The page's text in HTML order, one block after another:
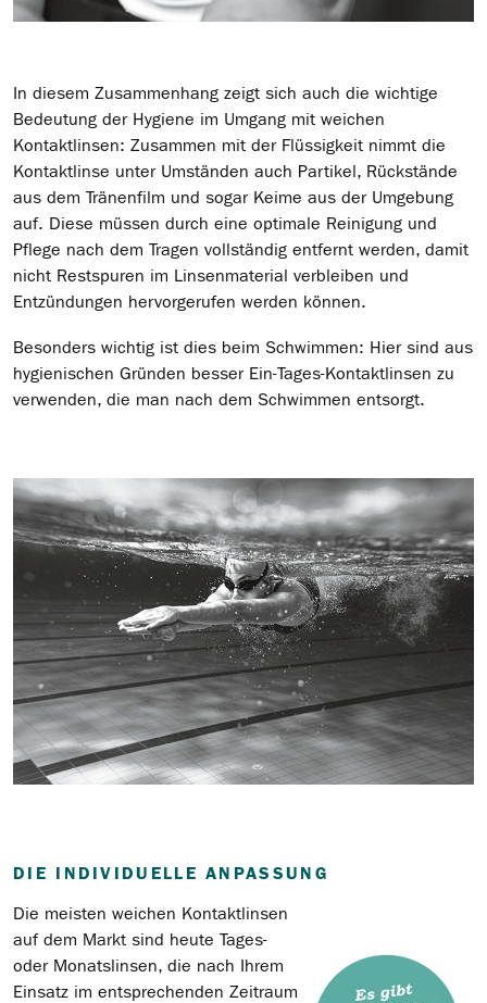
In diesem Zusammenhang zeigt sich auch die wichtige
Bedeutung der Hygiene im Umgang mit weichen
Kontaktlinsen: Zusammen mit der Flüssigkeit nimmt die
Kontaktlinse unter Umständen auch Partikel, Rückstände
aus dem Tränenfilm und sogar Keime aus der Umgebung
auf. Diese müssen durch eine optimale Reinigung und
Pflege nach dem Tragen vollständig entfernt werden, damit
nicht Restspuren im Linsenmaterial verbleiben und
Entzündungen hervorgerufen werden können.
Besonders wichtig ist dies beim Schwimmen: Hier sind aus
hygienischen Gründen besser Ein-Tages-Kontaktlinsen zu
verwenden, die man nach dem Schwimmen entsorgt.
DIE INDIVIDUELLE ANPASSUNG
Die meisten weichen Kontaktlinsen
auf dem Markt sind heute Tages-
oder Monatslinsen, die nach Ihrem
Einsatz im entsprechenden Zeitraum